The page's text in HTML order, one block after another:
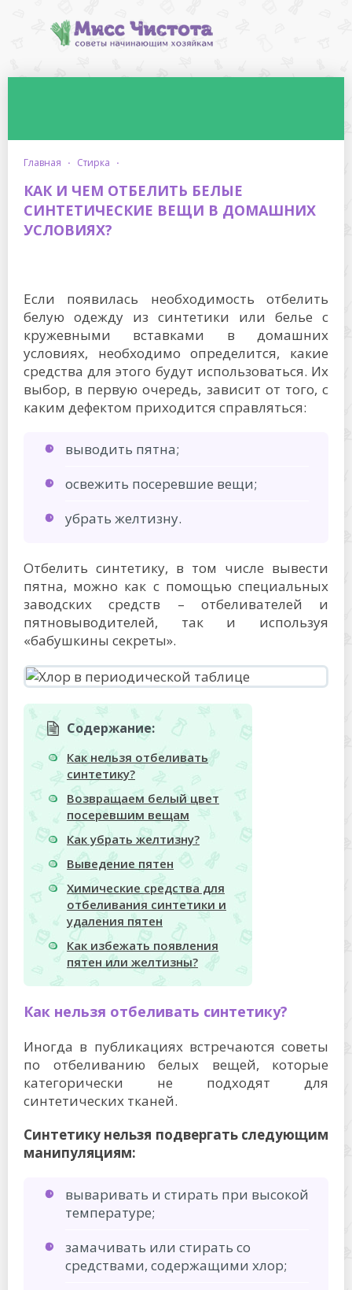
главная · стирка ·
КАК И ЧЕМ ОТБЕЛИТЬ БЕЛЫЕ
СИНТЕТИЧЕСКИЕ ВЕЩИ В ДОМАШНИХ
УСЛОВИЯХ?
Если появилась необходимость отбелить
белую одежду из синтетики или белье с
кружевными вставками в домашних
условиях, необходимо определится, какие
средства для этого будут использоваться. Их
выбор, в первую очередь, зависит от того, с
каким дефектом приходится справляться:
выводить пятна;
освежить посеревшие вещи;
убрать желтизну.
Отбелить синтетику, в том числе вывести
пятна, можно как с помощью специальных
заводских средств – отбеливателей и
пятновыводителей, так и используя
«бабушкины секреты».
Содержание:
Как нельзя отбеливать
синтетику?
Возвращаем белый цвет
посеревшим вещам
Как убрать желтизну?
Выведение пятен
Химические средства для
отбеливания синтетики и
удаления пятен
Как избежать появления
пятен или желтизны?
Как нельзя отбеливать синтетику?
Иногда в публикациях встречаются советы
по отбеливанию белых вещей, которые
категорически не подходят для
синтетических тканей.
Синтетику нельзя подвергать следующим
манипуляциям:
вываривать и стирать при высокой
температуре;
замачивать или стирать со
средствами, содержащими хлор;